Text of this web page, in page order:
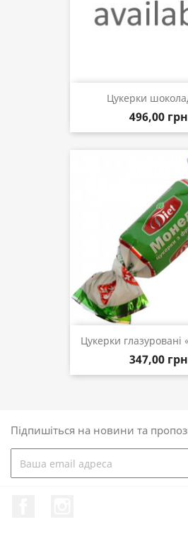
Цукерки
496,00 грн
Цукерки
347,00 грн
Підпишіться на новини та